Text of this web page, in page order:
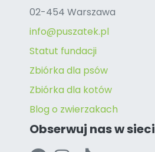
02-454 Warszawa
info@puszatek.pl
Statut fundacji
Zbiórka dla psów
Zbiórka dla kotów
Blog o zwierzakach
Obserwuj nas w sieci